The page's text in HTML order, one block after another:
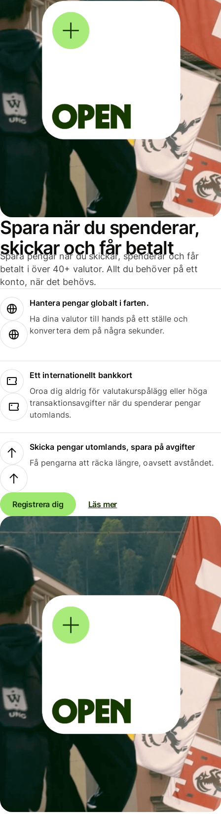
Spara när du spenderar,
skickar och får betalt
Spara pengar när du skickar, spenderar och får
betalt i över 40+ valutor. Allt du behöver på ett
konto, när det behövs.
Hantera pengar globalt i farten.
Ha dina valutor till hands på ett ställe och
konvertera dem på några sekunder.
Ett internationellt bankkort
Oroa dig aldrig för valutakurspålägg eller höga
transaktionsavgifter när du spenderar pengar
utomlands.
Skicka pengar utomlands, spara på avgifter
Få pengarna att räcka längre, oavsett avståndet.
Registrera dig Läs mer